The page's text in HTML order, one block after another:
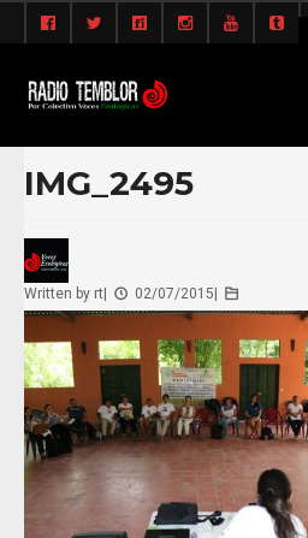
IMG_2495
Written by rt 02/07/2015